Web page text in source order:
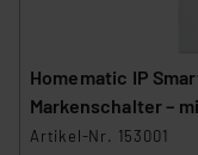
Homematic IP
Markenschalter –
Artikel-Nr. 153001